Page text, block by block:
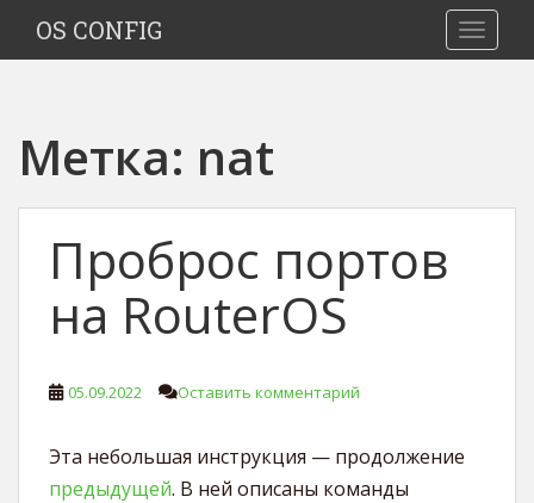
i
OS CONFIG
Метка: nat
Проброс портов
на RouterOS
05.09.2022 Оставить комментарий
Эта небольшая инструкция — продолжение
предыдущей. В ней описаны команды